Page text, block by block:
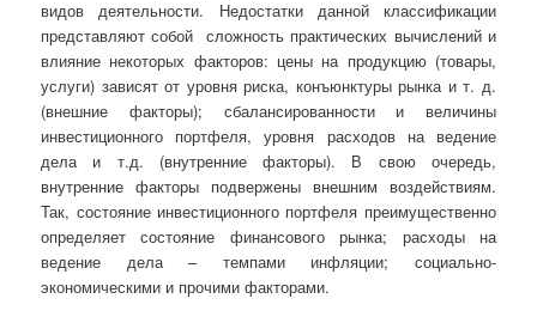
видов деятельности. Недостатки данной классификации
представляют собой сложность практических вычислений и
влияние некоторых факторов: цены на продукцию (товары,
услуги) зависят от уровня риска, конъюнктуры рынка и т. д.
(внешние факторы); сбалансированности и величины
инвестиционного портфеля, уровня расходов на ведение
дела и т.д. (внутренние факторы). В свою очередь,
внутренние факторы подвержены внешним воздействиям.
Так, состояние инвестиционного портфеля преимущественно
определяет состояние финансового рынка; расходы на
ведение дела – темпами инфляции; социально-
экономическими и прочими факторами.